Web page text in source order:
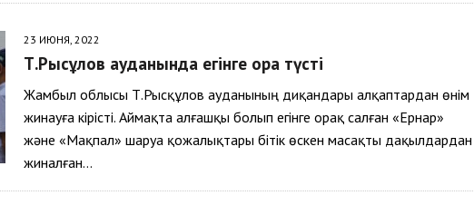
23 ИЮНЯ, 2022
Т.Рысқұлов ауданында егінге орақ түсті
Жамбыл облысы Т.Рысқұлов ауданының диқандары алқаптардан өнім
жинауға кірісті. Аймақта алғашқы болып егінге орақ салған «Ернар»
және «Мақпал» шаруа қожалықтары бітік өскен масақты дақылдардан
жиналған…